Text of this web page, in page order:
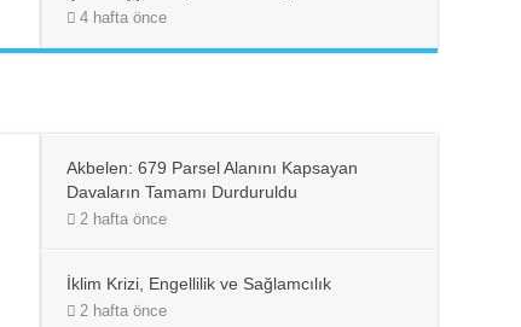
4 hafta önce
Akbelen: 679 Parsel Alanını Kapsayan
Davaların Tamamı Durduruldu
2 hafta önce
İklim Krizi, Engellilik ve Sağlamcılık
2 hafta önce